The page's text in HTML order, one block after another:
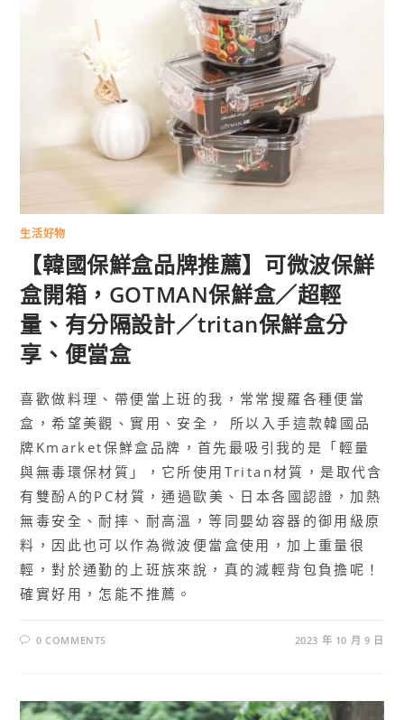
生活好物
【韓國保鮮盒品牌推薦】可微波保鮮
盒開箱，GOTMAN保鮮盒／超輕
量、有分隔設計／tritan保鮮盒分
享、便當盒
喜歡做料理、帶便當上班的我，常常搜羅各種便當
盒，希望美觀、實用、安全， 所以入手這款韓國品
牌Kmarket保鮮盒品牌，首先最吸引我的是「輕量
與無毒環保材質」，它所使用Tritan材質，是取代含
有雙酚A的PC材質，通過歐美、日本各國認證，加熱
無毒安全、耐摔、耐高溫，等同嬰幼容器的御用級原
料，因此也可以作為微波便當盒使用，加上重量很
輕，對於通勤的上班族來說，真的減輕背包負擔呢！
確實好用，怎能不推薦。
0 COMMENTS 2023 年 10 月 9 日